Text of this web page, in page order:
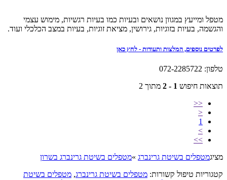
מטפל ומייעץ במגוון נושאים ובעיות כמו בעיות רגשיות, מימוש עצמי
והגשמה, בעיות בזוגיות, גירושין, מציאת זוגיות, בעיות במצב הכלכלי ועוד.
לפרטים נוספים, המלצות ותעודות - לחץ כאן
טלפון: 072-2285722
תוצאות חיפוש 1 - 2
מתוך 2
<<
<
1
>
>>
מציגמטפלים בשיטת גרינברג »מטפלים בשיטת גרינברג בשרון
קטגוריות טיפול קשורות: מטפלים בשיטת גרינברג, מטפלים בשיטת